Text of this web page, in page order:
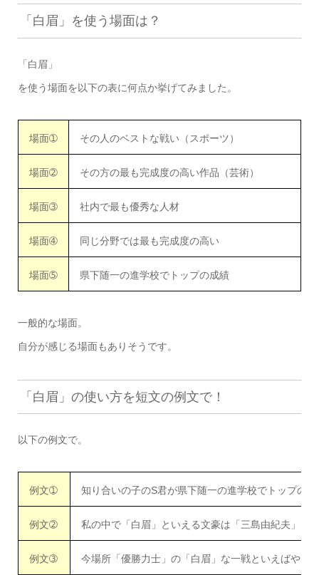
「白眉」を使う場面は？
「白眉」
を使う場面を以下の表に何点か挙げてみました。
場面➀ その人のベストな戦い（スポーツ）
場面➁ その方の最も完成度の高い作品（芸術）
場面➂ 社内で最も優秀な人材
場面➃ 同じ分野では最も完成度の高い
場面➄ 県下随一の進学校でトップの成績
一般的な場面。
自分が感じる場面もありそうです。
「白眉」の使い方を短文の例文で！
以下の例文で。
例文➀ 知り合いの子のS君が県下随一の進学校でトップの
例文➁ 私の中で「白眉」といえる文豪は「三島由紀夫」氏
例文➂ 今場所「優勝力士」の「白眉」な一戦といえばやは